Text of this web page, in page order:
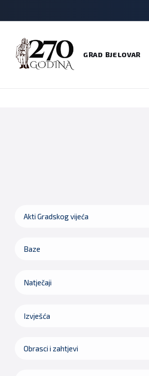
GRAD BJELOVAR
Akti Gradskog vijeća
Baze
Natječaji
Izvješća
Obrasci i zahtjevi